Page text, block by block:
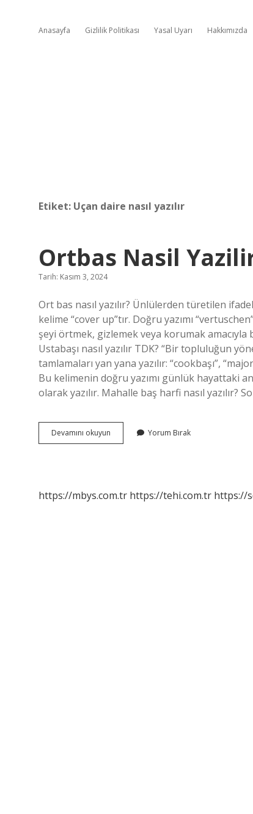
Anasayfa Gizlilik Politikası Yasal Uyarı Hakkımızda
Etiket: Uçan daire nasıl yazılır
Ortbas Nasil
Tarih: Kasım 3, 2024
Ort bas nasıl yazılır? Ünlülerden türetilen
kelime “cover up”tır. Doğru yazımı
şeyi örtmek, gizlemek veya korumak amacıyla
Ustabaşı nasıl yazılır TDK? “Bir topluluğun
tamlamaları yan yana yazılır: “cookbaşı”,
Bu kelimenin doğru yazımı günlük hayattaki
olarak yazılır. Mahalle baş harfi nasıl yazılır?
Devamını okuyun
Nasil
Yorum Bırak
https://mbys.com.tr https://tehi.com.tr https://